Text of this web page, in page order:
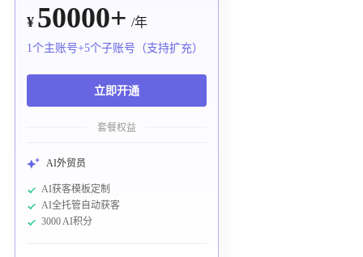
¥ 50000+ /年
1个主账号+5个子账号（支持扩充）
立即开通
套餐权益
AI外贸员
AI获客模板定制
AI全托管自动获客
3000 AI积分